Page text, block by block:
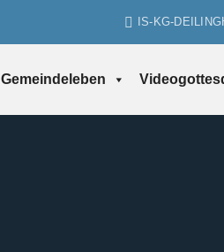
IS-KG-
Gemeindeleben